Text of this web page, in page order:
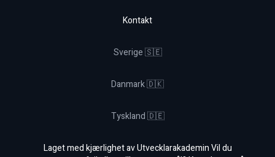
Kontakt
Sverige 🇸🇪
Danmark 🇩🇰
Tyskland 🇩🇪
Laget med kjærlighet av Utvecklarakademin Vil du